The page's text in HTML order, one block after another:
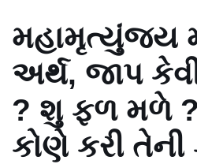
મહામૃત્યુંજય
અર્થ, જાપ
? શુ ફળ મળે
કોણે કરી તેની